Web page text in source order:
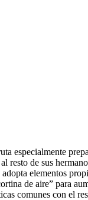
especialmente
resto de sus
elementos
de aire” para
comunes con el